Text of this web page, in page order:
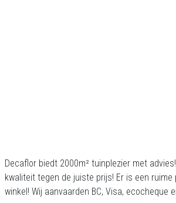
Decaflor biedt 2000m² tuinplezier met
kwaliteit tegen de juiste prijs! Er is een ruime
winkel! Wij aanvaarden BC, Visa, ecocheque